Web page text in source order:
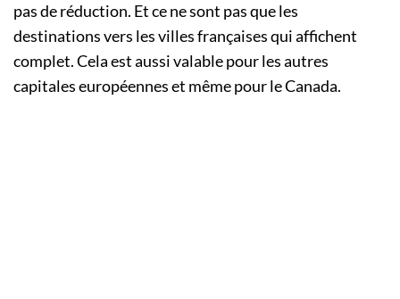
pas de réduction. Et ce ne sont pas que les
destinations vers les villes françaises qui affichent
complet. Cela est aussi valable pour les autres
capitales européennes et même pour le Canada.